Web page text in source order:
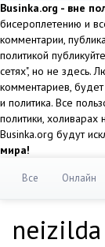
Businka.org - вне
бисероплетению и
комментарии,
политикой
сетях", но не здесь.
комментариев,
и политика. Все
политики,
Businka.org будут
мира!
Все Онлайн
neizilda